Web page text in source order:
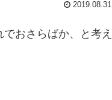
2019.08.31
おさらばか、と考え